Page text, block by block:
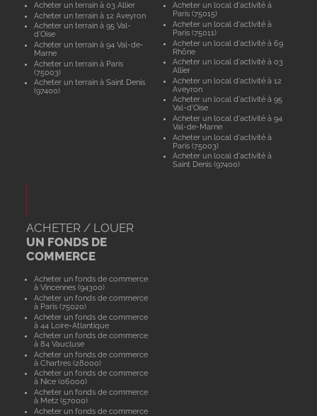
Acheter un terrain à 03 Allier
Acheter un terrain à 12 Aveyron
Acheter un terrain à 95 Val-
d'Oise
Acheter un terrain à 94 Val-de-
Marne
Acheter un terrain à Paris
(75003)
Acheter un terrain à Saint Denis
(97400)
Acheter un local d'activité à
Paris (75015)
Acheter un local d'activité à
Paris (75011)
Acheter un local d'activité à 69
Rhône
Acheter un local d'activité à 03
Allier
Acheter un local d'activité à 12
Aveyron
Acheter un local d'activité à 95
Val-d'Oise
Acheter un local d'activité à 94
Val-de-Marne
Acheter un local d'activité à
Paris (75003)
Acheter un local d'activité à
Saint Denis (97400)
ACHETER / LOUER
UN FONDS DE
COMMERCE
Acheter un fonds de commerce
à Vincennes (94300)
Acheter un fonds de commerce
à Paris (75020)
Acheter un fonds de commerce
à 44 Loire-Atlantique
Acheter un fonds de commerce
à 84 Vaucluse
Acheter un fonds de commerce
à Chartres (28000)
Acheter un fonds de commerce
à Nice (06000)
Acheter un fonds de commerce
à Metz (57000)
Acheter un fonds de commerce